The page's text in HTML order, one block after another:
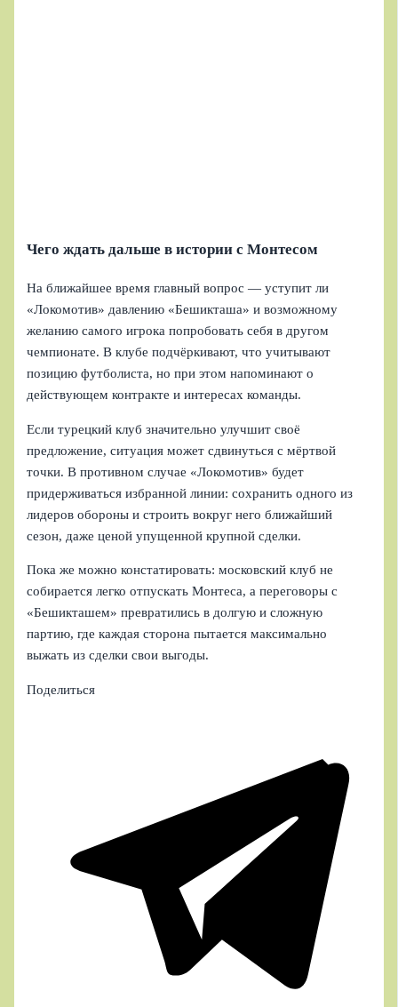
Чего ждать дальше в истории с Монтесом
На ближайшее время главный вопрос — уступит ли
«Локомотив» давлению «Бешикташа» и возможному
желанию самого игрока попробовать себя в другом
чемпионате. В клубе подчёркивают, что учитывают
позицию футболиста, но при этом напоминают о
действующем контракте и интересах команды.
Если турецкий клуб значительно улучшит своё
предложение, ситуация может сдвинуться с мёртвой
точки. В противном случае «Локомотив» будет
придерживаться избранной линии: сохранить одного из
лидеров обороны и строить вокруг него ближайший
сезон, даже ценой упущенной крупной сделки.
Пока же можно констатировать: московский клуб не
собирается легко отпускать Монтеса, а переговоры с
«Бешикташем» превратились в долгую и сложную
партию, где каждая сторона пытается максимально
выжать из сделки свои выгоды.
Поделиться